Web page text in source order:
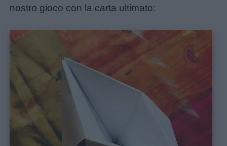
nostro gioco con la carta ultimato: